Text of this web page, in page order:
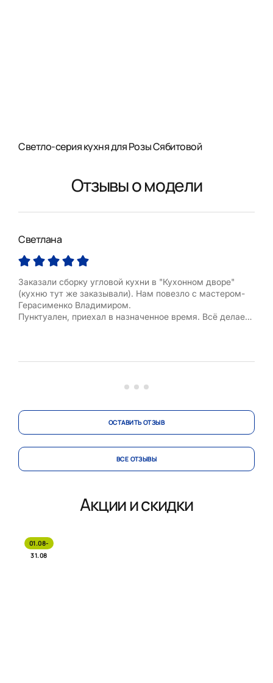
Светло-серия кухня для Розы Сябитовой
Отзывы о модели
Светлана
Заказали сборку угловой кухни в "Кухонном дворе"
(кухню тут же заказывали). Нам повезло с мастером-
Герасименко Владимиром.
Пунктуален, приехал в назначенное время. Всё делает
исключительно подогнано. У нас даже после в...
ОСТАВИТЬ ОТЗЫВ
ВСЕ ОТЗЫВЫ
Акции и скидки
01.08-
31.08